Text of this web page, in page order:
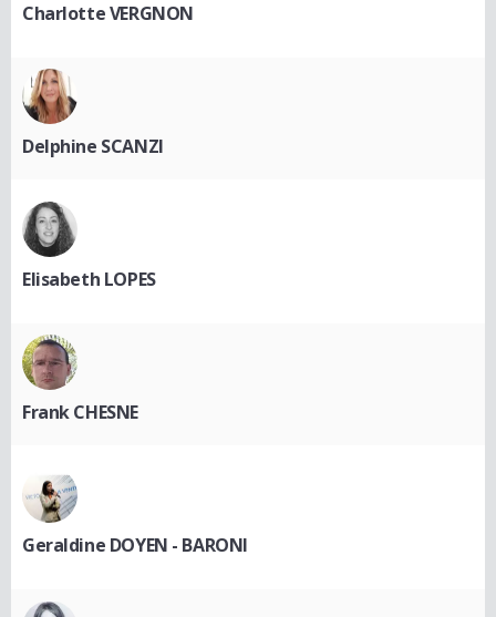
Charlotte VERGNON
Delphine SCANZI
Elisabeth LOPES
Frank CHESNE
Geraldine DOYEN - BARONI